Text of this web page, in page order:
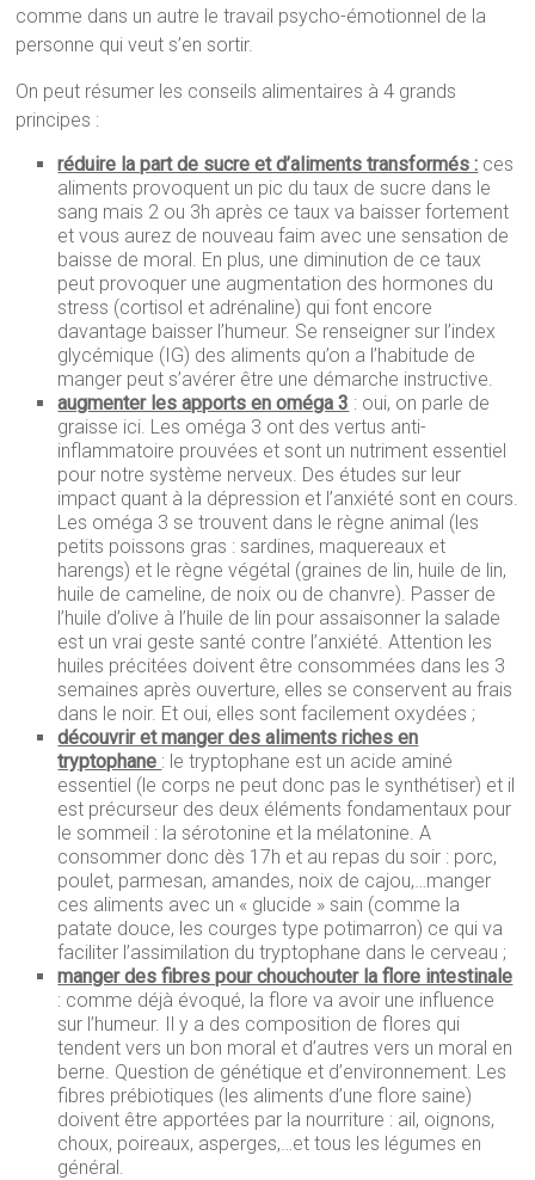
comme dans un autre le travail psycho-émotionnel de la
personne qui veut s’en sortir.
On peut résumer les conseils alimentaires à 4 grands
principes :
réduire la part de sucre et d’aliments transformés : ces
aliments provoquent un pic du taux de sucre dans le
sang mais 2 ou 3h après ce taux va baisser fortement
et vous aurez de nouveau faim avec une sensation de
baisse de moral. En plus, une diminution de ce taux
peut provoquer une augmentation des hormones du
stress (cortisol et adrénaline) qui font encore
davantage baisser l’humeur. Se renseigner sur l’index
glycémique (IG) des aliments qu’on a l’habitude de
manger peut s’avérer être une démarche instructive.
augmenter les apports en oméga 3 : oui, on parle de
graisse ici. Les oméga 3 ont des vertus anti-
inflammatoire prouvées et sont un nutriment essentiel
pour notre système nerveux. Des études sur leur
impact quant à la dépression et l’anxiété sont en cours.
Les oméga 3 se trouvent dans le règne animal (les
petits poissons gras : sardines, maquereaux et
harengs) et le règne végétal (graines de lin, huile de lin,
huile de cameline, de noix ou de chanvre). Passer de
l’huile d’olive à l’huile de lin pour assaisonner la salade
est un vrai geste santé contre l’anxiété. Attention les
huiles précitées doivent être consommées dans les 3
semaines après ouverture, elles se conservent au frais
dans le noir. Et oui, elles sont facilement oxydées ;
découvrir et manger des aliments riches en
tryptophane : le tryptophane est un acide aminé
essentiel (le corps ne peut donc pas le synthétiser) et il
est précurseur des deux éléments fondamentaux pour
le sommeil : la sérotonine et la mélatonine. A
consommer donc dès 17h et au repas du soir : porc,
poulet, parmesan, amandes, noix de cajou,…manger
ces aliments avec un « glucide » sain (comme la
patate douce, les courges type potimarron) ce qui va
faciliter l’assimilation du tryptophane dans le cerveau ;
manger des fibres pour chouchouter la flore intestinale
: comme déjà évoqué, la flore va avoir une influence
sur l’humeur. Il y a des composition de flores qui
tendent vers un bon moral et d’autres vers un moral en
berne. Question de génétique et d’environnement. Les
fibres prébiotiques (les aliments d’une flore saine)
doivent être apportées par la nourriture : ail, oignons,
choux, poireaux, asperges,…et tous les légumes en
général.